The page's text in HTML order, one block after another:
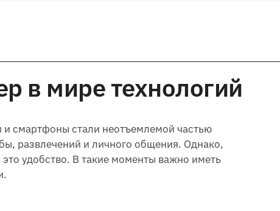
в мире технологий
и смартфоны стали неотъемлемой частью
развлечений и личного общения. Однако,
удобство. В такие моменты важно иметь